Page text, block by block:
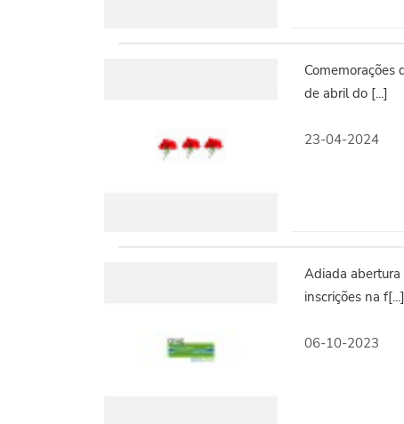
Comemorações
de abril do [...]
23-04-2024
Adiada
inscrições na f[...]
06-10-2023